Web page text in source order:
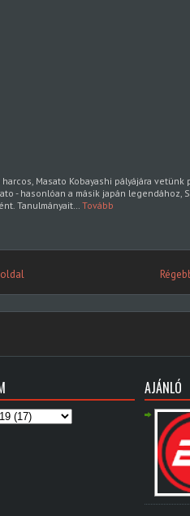
Masato Kobayashi pályájára vetünk
- hasonlóan a másik japán legendához,
Tanulmányait…Tovább
AJÁNLÓ